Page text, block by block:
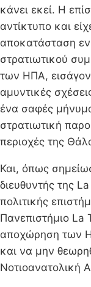
κάνει εκεί. Η
αντίκτυπο και
αποκατάσταση
στρατιωτικού
των ΗΠΑ,
αμυντικές
ένα σαφές
στρατιωτική
περιοχές της
Και, όπως
διευθυντής της
πολιτικής
Πανεπιστήμιο
αποχώρηση των
και να μην
Νοτιοανατολική